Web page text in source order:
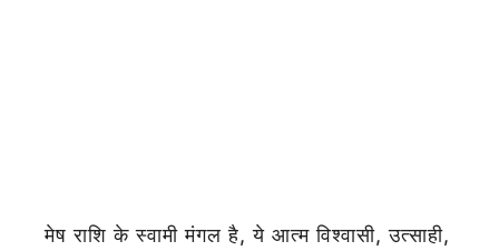
मेष राशि के स्वामी मंगल है, ये आत्म विश्वासी, उत्साही,